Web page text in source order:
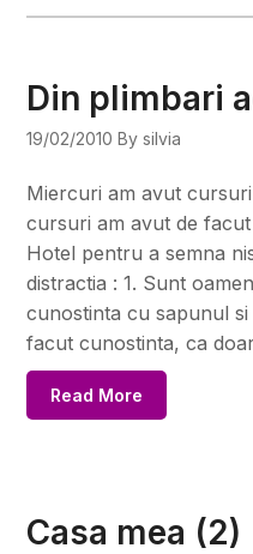
Din plimbari
19/02/2010 By silvia
Miercuri am avut
cursuri am avut de
Hotel pentru a semna
distractia : 1. Sunt
cunostinta cu sapunul
facut cunostinta, ca
Read More
Casa mea (2)